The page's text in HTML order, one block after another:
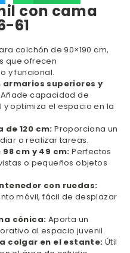
con cama
61
colchón de 90×190 cm,
que ofrecen
y funcional.
superiores y
Añade capacidad de
optimiza el espacio en la
de 120 cm: Proporciona un
o realizar tareas.
cm y 49 cm: Perfectos
o pequeños objetos
con ruedas:
móvil, fácil de desplazar
cónica: Aporta un
al espacio juvenil.
colgar en el estante: Útil